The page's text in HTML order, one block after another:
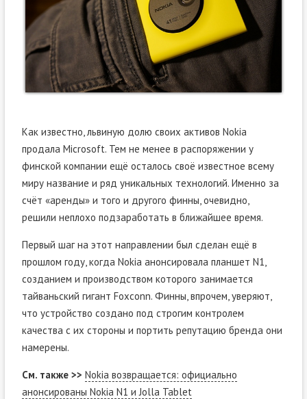
Как известно, львиную долю своих активов Nokia
продала Microsoft. Тем не менее в распоряжении у
финской компании ещё осталось своё известное всему
миру название и ряд уникальных технологий. Именно за
счёт «аренды» и того и другого финны, очевидно,
решили неплохо подзаработать в ближайшее время.
Первый шаг на этот направлении был сделан ещё в
прошлом году, когда Nokia анонсировала планшет N1,
созданием и производством которого занимается
тайваньский гигант Foxconn. Финны, впрочем, уверяют,
что устройство создано под строгим контролем
качества с их стороны и портить репутацию бренда они
намерены.
См. также >> Nokia возвращается: официально
анонсированы Nokia N1 и Jolla Tablet